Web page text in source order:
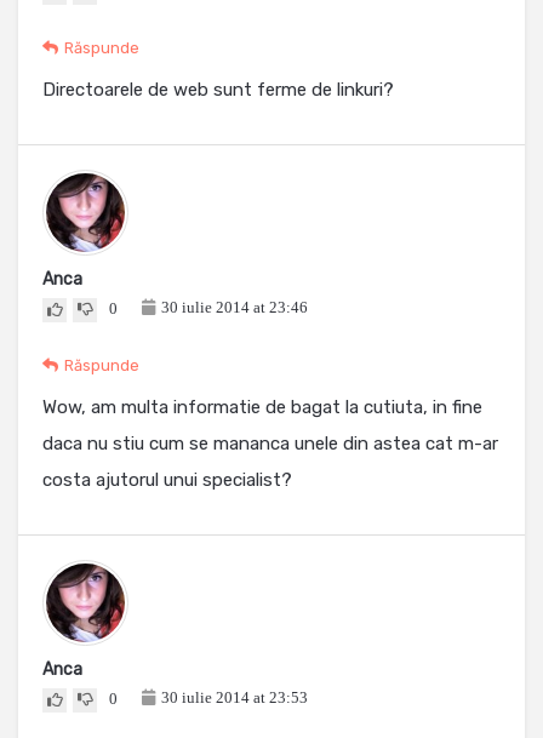
Răspunde
Directoarele de web sunt ferme de linkuri?
Anca
0 30 iulie 2014 at 23:46
Răspunde
Wow, am multa informatie de bagat la cutiuta, in fine
daca nu stiu cum se mananca unele din astea cat m-ar
costa ajutorul unui specialist?
Anca
0 30 iulie 2014 at 23:53